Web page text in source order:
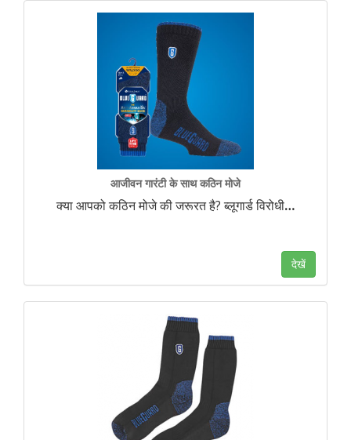
आजीवन गारंटी के साथ कठिन मोजे
क्या आपको कठिन मोजे की जरूरत है? ब्लूगार्ड विरोधी…
देखें